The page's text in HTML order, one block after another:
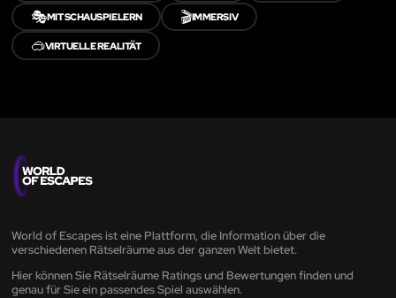
🎭MIT SCHAUSPIELERN 🎬IMMERSIV
🥽VIRTUELLE REALITÄT
World of Escapes ist eine Plattform, die Information über die
verschiedenen Rätselräume aus der ganzen Welt bietet.
Hier können Sie Rätselräume Ratings und Bewertungen finden und
genau für Sie ein passendes Spiel auswählen.